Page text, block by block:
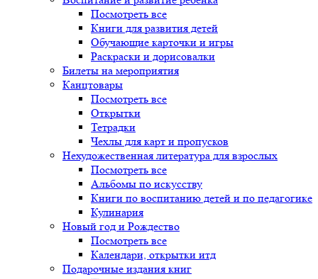
Посмотреть все
Книги для развития детей
Обучающие карточки и игры
Раскраски и дорисовалки
Билеты на мероприятия
Канцтовары
Посмотреть все
Открытки
Тетрадки
Чехлы для карт и пропусков
Нехудожественная литература для взрослых
Посмотреть все
Альбомы по искусству
Книги по воспитанию детей и по педагогике
Кулинария
Новый год и Рождество
Посмотреть все
Календари, открытки итд
Подарочные издания книг